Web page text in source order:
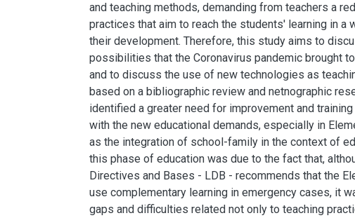
and teaching methods, demanding from teachers a
practices that aim to reach the students' learning in a
their development. Therefore, this study aims to
possibilities that the Coronavirus pandemic brought
and to discuss the use of new technologies as
based on a bibliographic review and netnographic
identified a greater need for improvement and
with the new educational demands, especially in
as the integration of school-family in the context of
this phase of education was due to the fact that,
Directives and Bases - LDB - recommends that the
use complementary learning in emergency cases, it
gaps and difficulties related not only to teaching